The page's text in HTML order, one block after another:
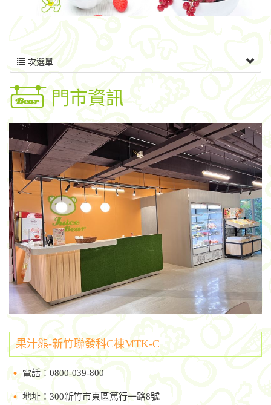
次選單
門市資訊
果汁熊-新竹聯發科C棟MTK-C
電話：0800-039-800
地址：300新竹市東區篤行一路8號